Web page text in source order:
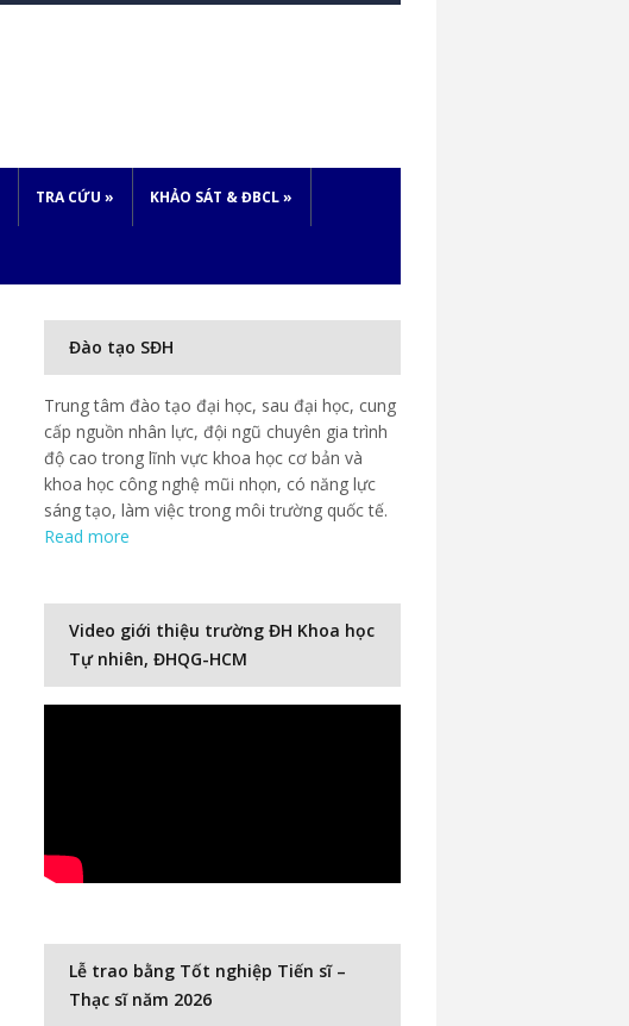
TRA CỨU » KHẢO SÁT & ĐBCL»
Đào tạo SĐH
Trung tâm đào tạo đại học, sau đại học, cung
cấp nguồn nhân lực, đội ngũ chuyên gia trình
độ cao trong lĩnh vực khoa học cơ bản và
khoa học công nghệ mũi nhọn, có năng lực
sáng tạo, làm việc trong môi trường quốc tế.
Read more
Video giới thiệu trường ĐH Khoa học
Tự nhiên, ĐHQG-HCM
Lễ trao bằng Tốt nghiệp Tiến sĩ –
Thạc sĩ năm 2026